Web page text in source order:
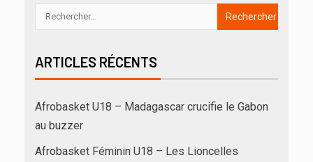
ARTICLES RÉCENTS
Afrobasket U18 – Madagascar crucifie le Gabon
au buzzer
Afrobasket Féminin U18 – Les Lioncelles